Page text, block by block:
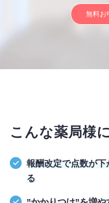
無料お
こんな薬局様
報酬改定で点数が
る